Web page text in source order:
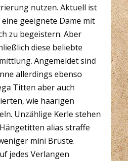
nutzen. Aktuell ist
geeignete Dame mit
zu begeistern. Aber
diese beliebte
Angemeldet sind
allerdings ebenso
Titten aber auch
wie haarigen
Unzählige Kerle stehen
alias straffe
mini Brüste.
jedes Verlangen